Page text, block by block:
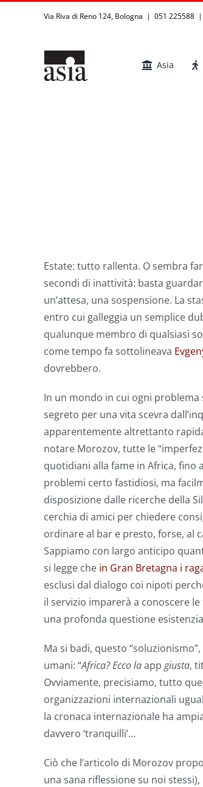
Via Riva di Reno 124, Bologna | 051 225588 |
Asia
Estate: tutto rallenta. O sembra
secondi di inattività: basta
un’attesa, una sospensione. La
entro cui galleggia un semplice
qualunque membro di qualsiasi
come tempo fa sottolineava
dovrebbero.
In un mondo in cui ogni problema
segreto per una vita scevra
apparentemente altrettanto
notare Morozov, tutte le
quotidiani alla fame in Africa,
problemi certo fastidiosi, ma
disposizione dalle ricerche della
cerchia di amici per chiedere
ordinare al bar e presto, forse, al
Sappiamo con largo anticipo
si legge che in Gran Bretagna i
esclusi dal dialogo coi nipoti
il servizio imparerà a conoscere
una profonda questione
Ma si badi, questo
umani: “Africa? Ecco laapp giusta,
Ovviamente, precisiamo, tutto
organizzazioni internazionali
la cronaca internazionale ha
davvero ‘tranquilli’…
Ciò che l’articolo di Morozov
una sana riflessione su noi